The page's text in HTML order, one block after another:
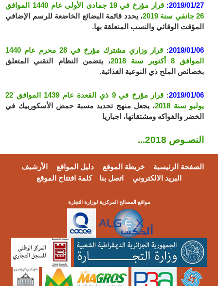
2019/01/27:
قرار مؤرخ في 19 جمادى الأولى عام 1440 الموافق
26 جانفي سنة 2019
، يحدد قائمة البضائع الخاضعة للرسم الإضافي
المؤقت الوقائي والنسب المتعلقة بها.
2019/01/06
:
قرار وزاري مشترك مؤرخ في 28 محرم عام 1440
الموافق 8 أكتوبر سنة 2018
، يتضمن النظام التقني المتعلق
بخصائص الملح ذي النوعية الغذائية.
2019/01/06
:
قرار مؤرخ في 9 ذي القعدة عام 1439 الموافق 22
يوليو سنة 2018
، يجعل منهج تحديد مسبة حمض الأسكوربيك في
الخضر والفواكه ومشتقاتها، اجباريا
النصـوص 2018...
الصفحة الرئيسية خريطة الموقع دليل المواقع
الأرشيف
البريد الالكتروني
اتصل بنا كلمة افتتاح الموقع
مواقع المصالح المركزية لوزارة التجارة